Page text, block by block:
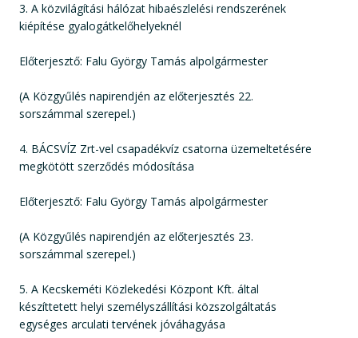
3. A közvilágítási hálózat hibaészlelési rendszerének
kiépítése gyalogátkelőhelyeknél
Előterjesztő: Falu György Tamás alpolgármester
(A Közgyűlés napirendjén az előterjesztés 22.
sorszámmal szerepel.)
4. BÁCSVÍZ Zrt-vel csapadékvíz csatorna üzemeltetésére
megkötött szerződés módosítása
Előterjesztő: Falu György Tamás alpolgármester
(A Közgyűlés napirendjén az előterjesztés 23.
sorszámmal szerepel.)
5. A Kecskeméti Közlekedési Központ Kft. által
készíttetett helyi személyszállítási közszolgáltatás
egységes arculati tervének jóváhagyása